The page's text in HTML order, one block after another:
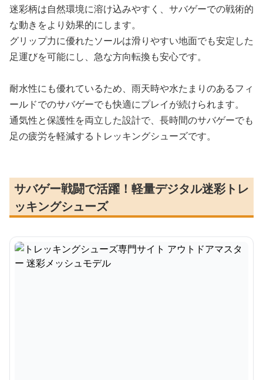
迷彩柄は自然環境に溶け込みやすく、サバゲーでの戦術的
な動きをより効果的にします。
グリップ力に優れたソールは滑りやすい地面でも安定した
足運びを可能にし、急な方向転換も安心です。
耐水性にも優れているため、雨天時や水たまりのあるフィ
ールドでのサバゲーでも快適にプレイが続けられます。
通気性と保護性を両立した設計で、長時間のサバゲーでも
足の疲労を軽減するトレッキングシューズです。
サバゲー戦闘で活躍！軽量デジタル迷彩トレ
ッキングシューズ